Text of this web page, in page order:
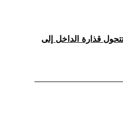
قذارة الداخل إلى